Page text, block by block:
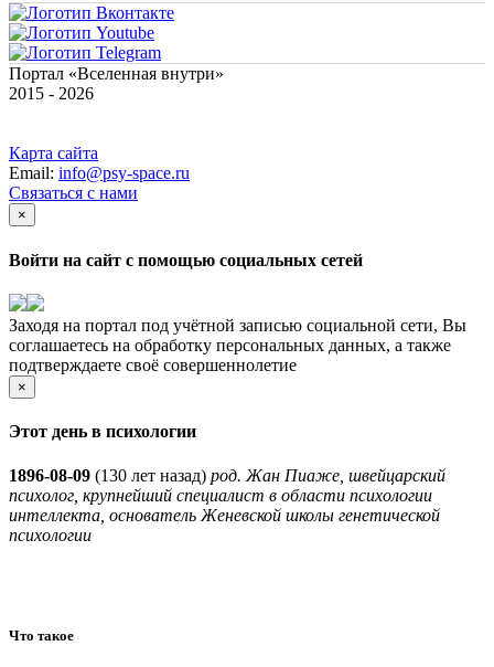
Портал «Вселенная внутри»
2015 - 2026
Карта сайта
Email: info@psy-space.ru
Связаться с нами
×
Войти на сайт с помощью социальных сетей
Заходя на портал под учётной записью социальной сети, Вы
соглашаетесь на обработку персональных данных, а также
подтверждаете своё совершеннолетие
×
Этот день в психологии
1896-08-09 (130 лет назад) род. Жан Пиаже, швейцарский
психолог, крупнейший специалист в области психологии
интеллекта, основатель Женевской школы генетической
психологии
Что такое